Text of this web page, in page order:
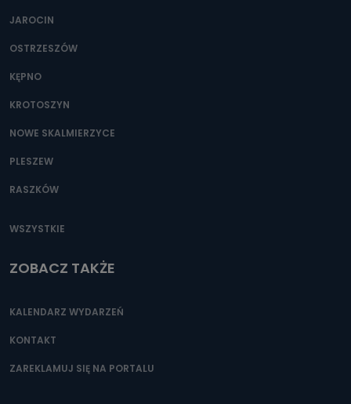
JAROCIN
OSTRZESZÓW
KĘPNO
KROTOSZYN
NOWE SKALMIERZYCE
PLESZEW
RASZKÓW
WSZYSTKIE
ZOBACZ TAKŻE
KALENDARZ WYDARZEŃ
KONTAKT
ZAREKLAMUJ SIĘ NA PORTALU